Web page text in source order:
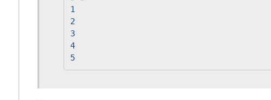
1
2
3
4
5